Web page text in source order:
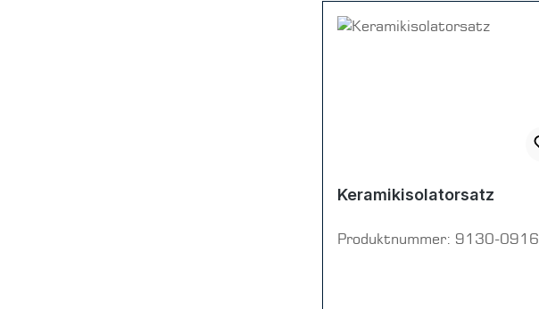
Keramikisolatorsatz
Produktnummer: 9130-0916